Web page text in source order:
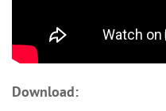
Download: